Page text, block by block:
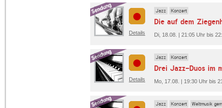
Details
Jazz Konzert
Di, 18.08. | 21:05 Uhr bis
Details
Jazz Konzert
Mo, 17.08. | 19:30 Uhr bis
Jazz Konzert Weltmusik